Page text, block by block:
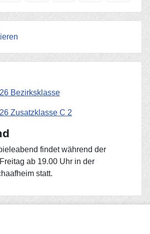
Bezirksklasse
Zusatzklasse C 2
findet während der
ab 19.00 Uhr in der
statt.